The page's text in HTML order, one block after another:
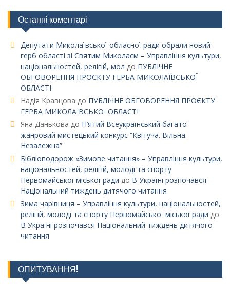
Останні коментарі
Депутати Миколаївської обласної ради обрали новий
герб області зі Святим Миколаєм – Управління культури,
національностей, релігій, мол до ПУБЛІЧНЕ
ОБГОВОРЕННЯ ПРОЄКТУ ГЕРБА МИКОЛАЇВСЬКОЇ
ОБЛАСТІ
Надія Кравцова до ПУБЛІЧНЕ ОБГОВОРЕННЯ ПРОЄКТУ
ГЕРБА МИКОЛАЇВСЬКОЇ ОБЛАСТІ
Яна Данькова до П’ятий Всеукраїнський багато
жанровий мистецький конкурс “Квітуча. Вільна.
Незалежна”
Бібліоподорож «Зимове читання» – Управління культури,
національностей, релігій, молоді та спорту
Первомайської міської ради до В Україні розпочався
Національний тиждень дитячого читання
Зима чарівниця – Управління культури, національностей,
релігій, молоді та спорту Первомайської міської ради до
В Україні розпочався Національний тиждень дитячого
читання
ОПИТУВАННЯ!